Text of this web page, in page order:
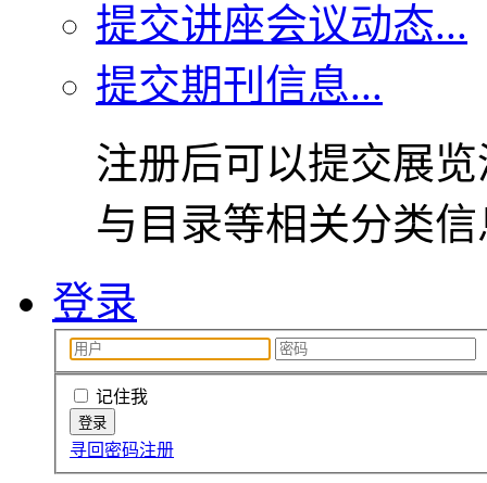
提交讲座会议动态...
提交期刊信息...
注册后可以提交展
与目录等相关分类
登录
记住我
寻回密码注册